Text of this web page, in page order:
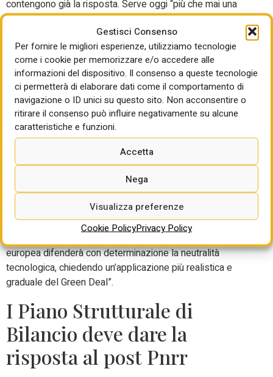
Gestisci Consenso
Per fornire le migliori esperienze, utilizziamo tecnologie
come i cookie per memorizzare e/o accedere alle
informazioni del dispositivo. Il consenso a queste tecnologie
ci permetterà di elaborare dati come il comportamento di
navigazione o ID unici su questo sito. Non acconsentire o
ritirare il consenso può influire negativamente su alcune
caratteristiche e funzioni.
Accetta
Nega
Visualizza preferenze
Cookie PolicyPrivacy Policy
contengono già la risposta. Serve oggi “più che mai una
solida politica industriale europea” e non “politiche
ambientali autolesionistiche”.
L’attacco al Green Deal:
troppi errori mettono a
rischio l’industria
E non è con queste politiche che si affronta la transizione
energetica. “Lo dico con chiarezza, in accordo con i colleghi
delle Confindustrie europee. Il Green Deal è impregnato di
troppi errori che hanno messo e mettono a rischio
l’industria. Noi riteniamo che questo non sia l’obiettivo di
nessuno. La decarbonizzazione inseguita anche al prezzo
della deindustrializzazione è un debacle”. E per questo,
europea difenderà con determinazione la neutralità
tecnologica, chiedendo un’applicazione più realistica e
graduale del Green Deal”.
I Piano Strutturale di
Bilancio deve dare la
risposta al post Pnrr